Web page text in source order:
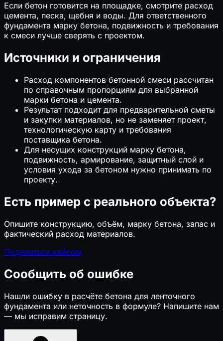
Если бетон готовится на площадке, смотрите расход
цемента, песка, щебня и воды. Для ответственного
фундамента марку бетона, подвижность и требования
к смеси лучше сверять с проектом.
Источники и ограничения
Расход компонентов бетонной смеси рассчитан
по справочным пропорциям для выбранной
марки бетона и цемента.
Результат подходит для предварительной сметы
и закупки материалов, но не заменяет проект,
технологическую карту и требования
поставщика бетона.
Для несущих конструкций марку бетона,
подвижность, армирование, защитный слой и
условия ухода за бетоном нужно принимать по
проекту.
Есть пример с реального объекта?
Опишите конструкцию, объём, марку бетона, запас и
фактический расход материалов.
Поделиться кейсом
Сообщить об ошибке
Нашли ошибку в расчёте бетона для ленточного
фундамента или неточность в формуле? Напишите нам
— мы исправим страницу.